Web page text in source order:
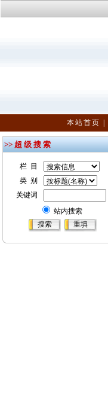
本站首页
>> 超 级 搜 索
栏 目
类 别
关键词
站内搜索